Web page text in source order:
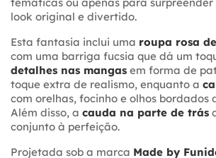
look original e divertido.
Esta fantasia inclui uma roupa rosa
com uma barriga fucsia que dá um
detalhes nas mangas em forma de
toque extra de realismo, enquanto a
com orelhas, focinho e olhos bordados
Além disso, a cauda na parte de trás
conjunto à perfeição.
Projetada sob a marca Made by